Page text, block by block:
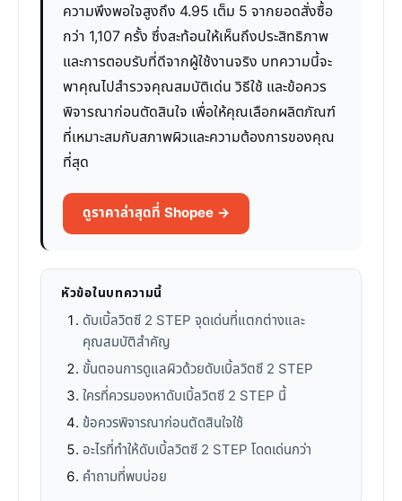
ความพึงพอใจสูงถึง 4.95 เต็ม 5 จากยอดสั่งซื้อ
กว่า 1,107 ครั้ง ซึ่งสะท้อนให้เห็นถึงประสิทธิภาพ
และการตอบรับที่ดีจากผู้ใช้งานจริง บทความนี้จะ
พาคุณไปสำรวจคุณสมบัติเด่น วิธีใช้ และข้อควร
พิจารณาก่อนตัดสินใจ เพื่อให้คุณเลือกผลิตภัณฑ์
ที่เหมาะสมกับสภาพผิวและความต้องการของคุณ
ที่สุด
ดูราคาล่าสุดที่ Shopee →
หัวข้อในบทความนี้
ดับเบิ้ลวิตซี 2 STEP จุดเด่นที่แตกต่างและ
คุณสมบัติสำคัญ
ขั้นตอนการดูแลผิวด้วยดับเบิ้ลวิตซี 2 STEP
ใครที่ควรมองหาดับเบิ้ลวิตซี 2 STEP นี้
ข้อควรพิจารณาก่อนตัดสินใจใช้
อะไรที่ทำให้ดับเบิ้ลวิตซี 2 STEP โดดเด่นกว่า
คำถามที่พบบ่อย